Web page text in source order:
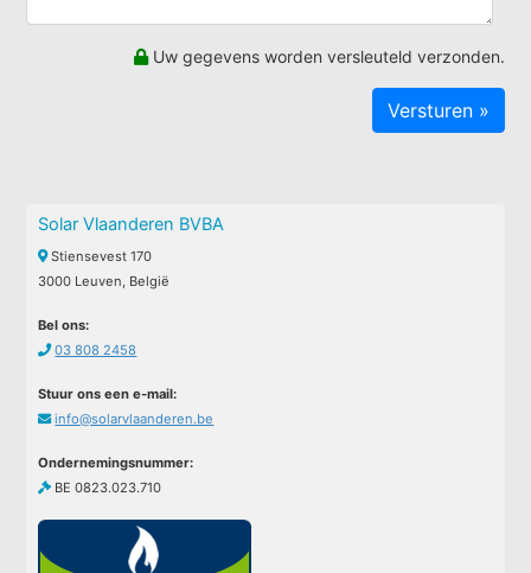
Uw gegevens worden versleuteld verzonden.
Solar Vlaanderen BVBA
Stiensevest 170
3000 Leuven, België
Bel ons:
03 808 2458
Stuur ons een e-mail:
info@solarvlaanderen.be
Ondernemingsnummer:
BE 0823.023.710